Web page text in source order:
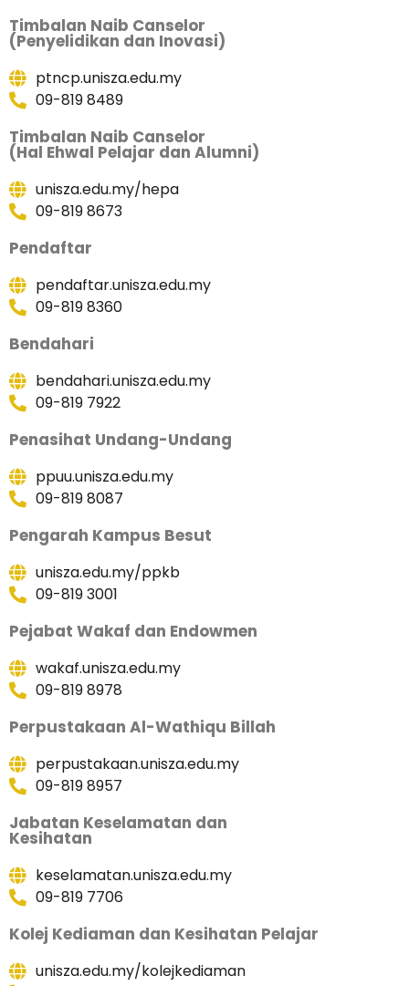
Timbalan Naib Canselor
(Penyelidikan dan Inovasi)
ptncp.unisza.edu.my
09-819 8489
Timbalan Naib Canselor
(Hal Ehwal Pelajar dan Alumni)
unisza.edu.my/hepa
09-819 8673
Pendaftar
pendaftar.unisza.edu.my
09-819 8360
Bendahari
bendahari.unisza.edu.my
09-819 7922
Penasihat Undang-Undang
ppuu.unisza.edu.my
09-819 8087
Pengarah Kampus Besut
unisza.edu.my/ppkb
09-819 3001
Pejabat Wakaf dan Endowmen
wakaf.unisza.edu.my
09-819 8978
Perpustakaan Al-Wathiqu Billah
perpustakaan.unisza.edu.my
09-819 8957
Jabatan Keselamatan dan
Kesihatan
keselamatan.unisza.edu.my
09-819 7706
Kolej Kediaman dan Kesihatan Pelajar
unisza.edu.my/kolejkediaman